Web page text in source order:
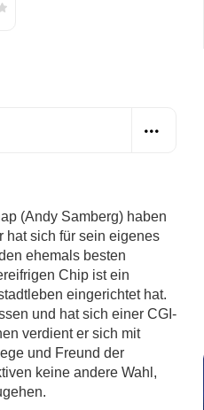
(Andy Samberg) haben
hat sich für sein eigenes
ehemals besten
Chip ist ein
eingerichtet hat.
und hat sich einer CGI-
verdient er sich mit
und Freund der
keine andere Wahl,